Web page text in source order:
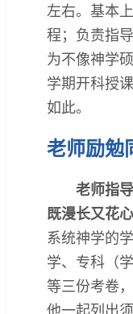
左右。基本
程；负责指
为不像神学
学期开科授
如此。
老师励勉
老师指
既漫长又花
系统神学的
学、专科（
等三份考卷
他一起列出